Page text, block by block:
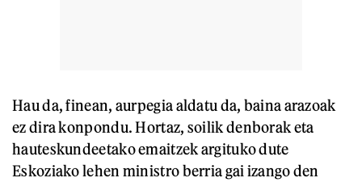
Hau da, finean, aurpegia aldatu da, baina arazoak
ez dira konpondu. Hortaz, soilik denborak eta
hauteskundeetako emaitzek argituko dute
Eskoziako lehen ministro berria gai izango den